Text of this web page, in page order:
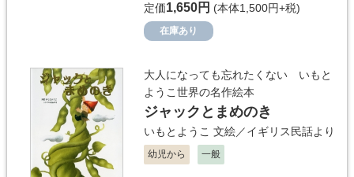
定価1,650円 (本体1,500円+税)
在庫あり
大人になっても忘れたくない いもと
ようこ世界の名作絵本
ジャックとまめのき
いもとようこ 文絵／イギリス民話より
幼児から 一般